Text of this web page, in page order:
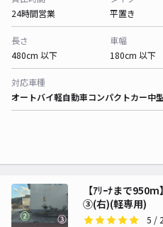
24時間営業
平置き
長さ
480cm 以下
車幅
180cm 以下
対応車種
オートバイ軽自動車コンパクトカー中
【ｱﾘｰﾅまで
➂(右)(軽専用)
5 /